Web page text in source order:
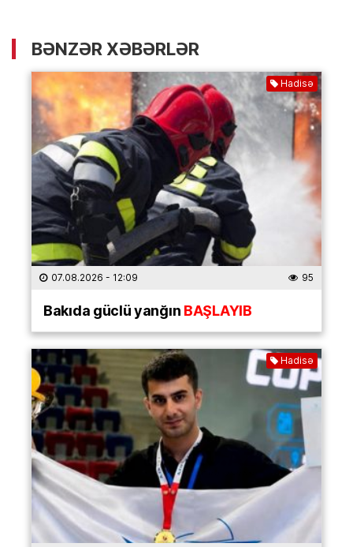
BƏNZƏR XƏBƏRLƏR
Hadisə
07.08.2026 - 12:09 95
Bakıda güclü yanğınBAŞLAYIB
Hadisə